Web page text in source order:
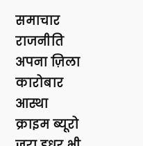
समाचार
राजनीति
अपना ज़िला
कारोबार
आस्था
क्राइम ब्यूरो